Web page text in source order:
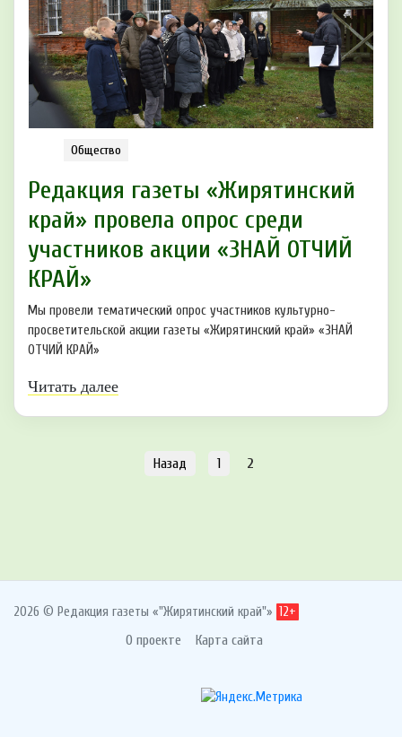
Общество
Редакция газеты «Жирятинский
край» провела опрос среди
участников акции «ЗНАЙ ОТЧИЙ
КРАЙ»
Мы провели тематический опрос участников культурно-
просветительской акции газеты «Жирятинский край» «ЗНАЙ
ОТЧИЙ КРАЙ»
Читать далее
Назад 1 2
2026 © Редакция газеты «"Жирятинский край"» 12+
О проекте Карта сайта